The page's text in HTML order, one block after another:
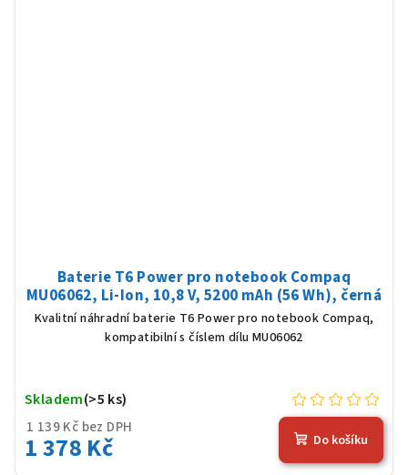
Baterie T6 Power pro notebook Compaq
MU06062, Li-Ion, 10,8 V, 5200 mAh (56 Wh), černá
Kvalitní náhradní baterie T6 Power pro notebook Compaq,
kompatibilní s číslem dílu MU06062
1 139 Kč bez DPH
1 378 Kč
Skladem(>5 ks)
Do košíku